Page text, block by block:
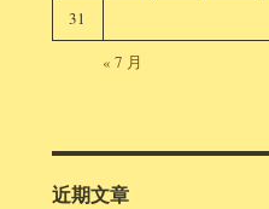
31
« 7 月
近期文章